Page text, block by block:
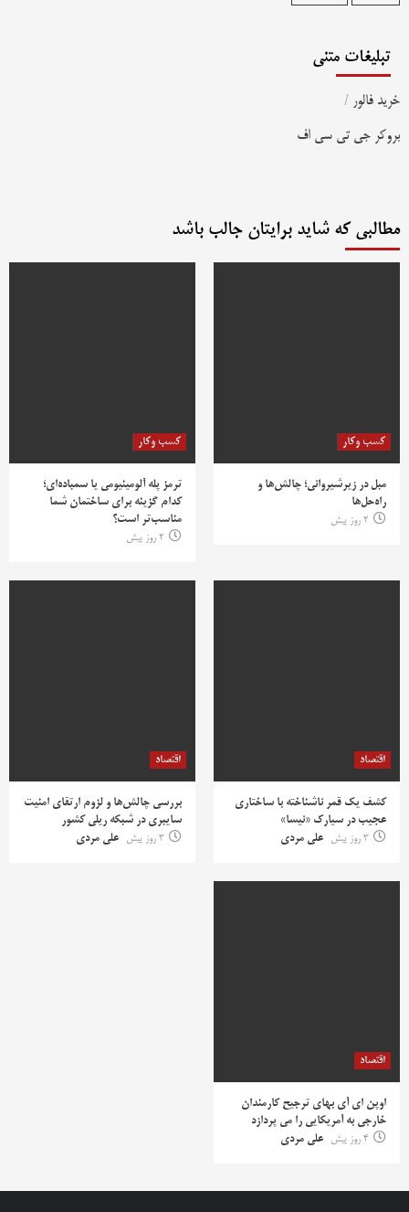
تبلیغات متنی
خرید فالور /
بروکر جی تی سی اف
مطالبی که شاید برایتان جالب باشد
کسب وکار
مبل در زیرشیروانی؛ چالش‌ها و
راه‌حل‌ها
2 روز پیش
کسب وکار
ترمز پله آلومینیومی یا سمباده‌ای؛
کدام گزینه برای ساختمان شما
مناسب‌تر است؟
2 روز پیش
اقتصاد
کشف یک قمر ناشناخته با ساختاری
عجیب در سیارک «نیسا»
3 روز پیش
علی مردی
اقتصاد
بررسی چالش‌ها و لزوم ارتقای امنیت
سایبری در شبکه ریلی کشور
3 روز پیش
علی مردی
اقتصاد
اوپن ای آی بهای ترجیح کارمندان
خارجی به آمریکایی را می پردازد
4 روز پیش
علی مردی